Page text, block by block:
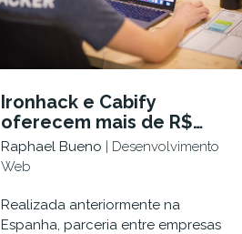
Ironhack e Cabify
oferecem mais de R$
250 mil em bolsas de
estudos
Raphael Bueno | Desenvolvimento
Web
Realizada anteriormente na
Espanha, parceria entre empresas